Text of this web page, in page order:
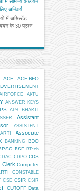
में सामान्य अध्ययन
अनिवार्य
में असिस्टेंट
के 30 प्रश्न
ACF
ACF-RFO
AIRFORCE
AKTU
ANSWER KEYS
APS BHARTI
Assistant
ASSISTENT
Associate
BANKING BDO
BSF BTech
CDPO CDS
Clerk Computer
CONSTABLE
CSE CSIR CSIR
CUTOFF Data